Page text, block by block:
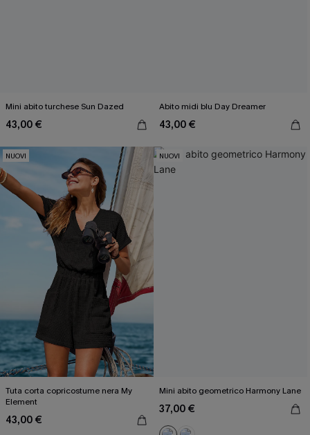
Mini abito turchese Sun Dazed
43,00 €
Abito midi blu Day Dreamer
43,00 €
NUOVI
Tuta corta copricostume nera My
Element
43,00 €
NUOVI
Mini abito geometrico Harmony Lane
37,00 €